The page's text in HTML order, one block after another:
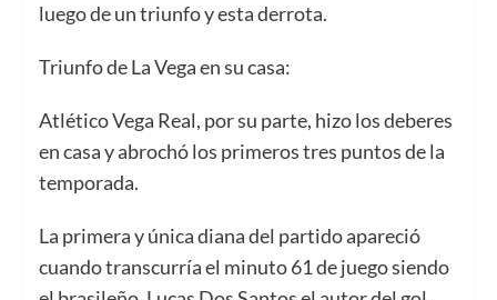
luego de un triunfo y esta derrota.
Triunfo de La Vega en su casa:
Atlético Vega Real, por su parte, hizo los deberes
en casa y abrochó los primeros tres puntos de la
temporada.
La primera y única diana del partido apareció
cuando transcurría el minuto 61 de juego siendo